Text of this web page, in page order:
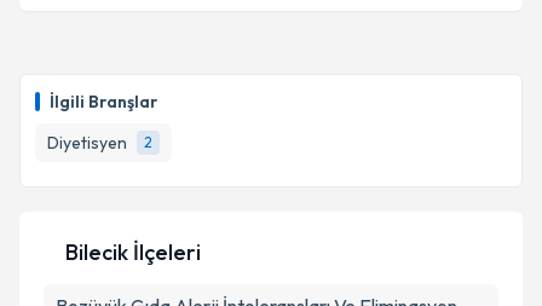
İlgili Branşlar
Diyetisyen
2
Bilecik İlçeleri